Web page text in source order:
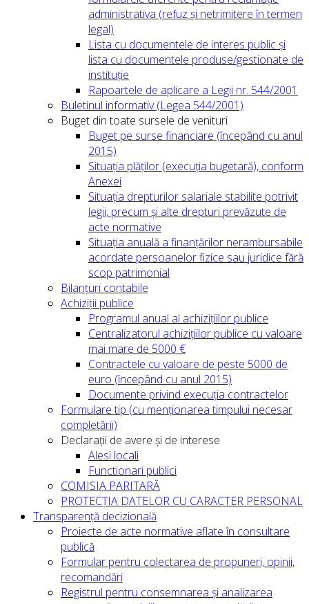
administrativa (refuz și netrimitere în termen
legal)
Lista cu documentele de interes public și
lista cu documentele produse/gestionate de
instituție
Rapoartele de aplicare a Legii nr. 544/2001
Buletinul informativ (Legea 544/2001)
Buget din toate sursele de venituri
Buget pe surse financiare (începând cu anul
2015)
Situația plăților (execuția bugetară), conform
Anexei
Situația drepturilor salariale stabilite potrivit
legii, precum și alte drepturi prevăzute de
acte normative
Situația anuală a finanțărilor nerambursabile
acordate persoanelor fizice sau juridice fără
scop patrimonial
Bilanțuri contabile
Achiziții publice
Programul anual al achizițiilor publice
Centralizatorul achizițiilor publice cu valoare
mai mare de 5000 €
Contractele cu valoare de peste 5000 de
euro (începând cu anul 2015)
Documente privind execuția contractelor
Formulare tip (cu menționarea timpului necesar
completării)
Declarații de avere și de interese
Alesi locali
Functionari publici
COMISIA PARITARĂ
PROTECȚIA DATELOR CU CARACTER PERSONAL
Transparență decizională
Proiecte de acte normative aflate în consultare
publică
Formular pentru colectarea de propuneri, opinii,
recomandări
Registrul pentru consemnarea și analizarea